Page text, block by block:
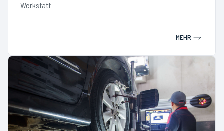
Werkstatt
MEHR